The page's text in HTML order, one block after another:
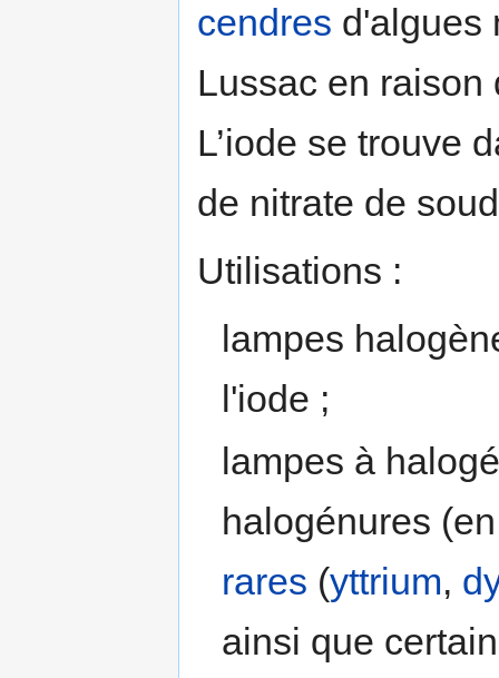
cendres d'algues
Lussac en raison
L’iode se trouve
de nitrate de
Utilisations :
lampes
l'iode ;
lampes à
halogénures
rares (yttrium,
ainsi que